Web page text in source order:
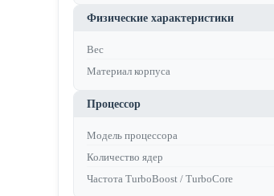
Физические характеристики
Вес
Материал корпуса
Процессор
Модель процессора
Количество ядер
Частота TurboBoost / TurboCore